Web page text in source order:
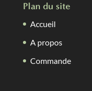
Plan du site
Accueil
A propos
Commande